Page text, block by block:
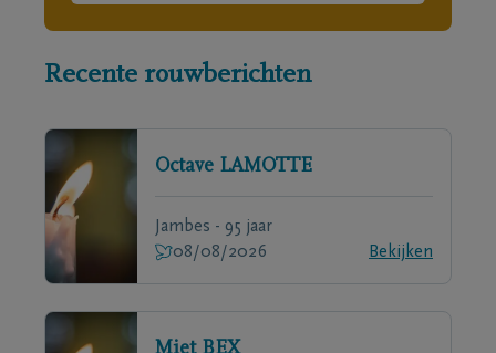
Recente rouwberichten
Octave LAMOTTE
Jambes - 95 jaar
08/08/2026
Bekijken